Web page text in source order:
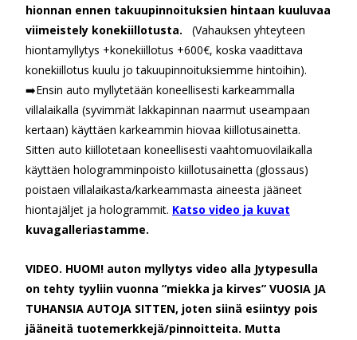
hionnan ennen takuupinnoituksien hintaan kuuluvaa
viimeistely konekiillotusta.
(Vahauksen yhteyteen
hiontamyllytys +konekiillotus +600€, koska vaadittava
konekiillotus kuulu jo takuupinnoituksiemme hintoihin).
➡️Ensin auto myllytetään koneellisesti karkeammalla
villalaikalla (syvimmät lakkapinnan naarmut useampaan
kertaan) käyttäen karkeammin hiovaa kiillotusainetta.
Sitten auto kiillotetaan koneellisesti vaahtomuovilaikalla
käyttäen hologramminpoisto kiillotusainetta (glossaus)
poistaen villalaikasta/karkeammasta aineesta jääneet
hiontajäljet ja hologrammit. Katso video ja kuvat
kuvagalleriastamme.
VIDEO. HUOM! auton myllytys video alla Jytypesulla
on tehty tyyliin vuonna ”miekka ja kirves” VUOSIA JA
TUHANSIA AUTOJA SITTEN, joten siinä esiintyy pois
jääneitä tuotemerkkejä/pinnoitteita. Mutta